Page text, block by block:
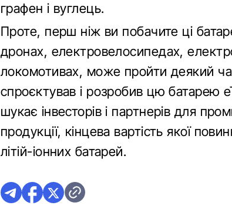
графен і вуглець.
Проте, перш ніж ви побачите ці
дронах, електровелосипедах,
локомотивах, може пройти деякий
спроєктував і розробив цю батарею
шукає інвесторів і партнерів для
продукції, кінцева вартість якої
літій-іонних батарей.